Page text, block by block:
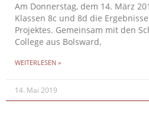
Am Donnerstag, dem 14. März
Klassen 8c und 8d die
Projektes. Gemeinsam mit den
College aus Bolsward,
WEITERLESEN »
14. Mai 2019